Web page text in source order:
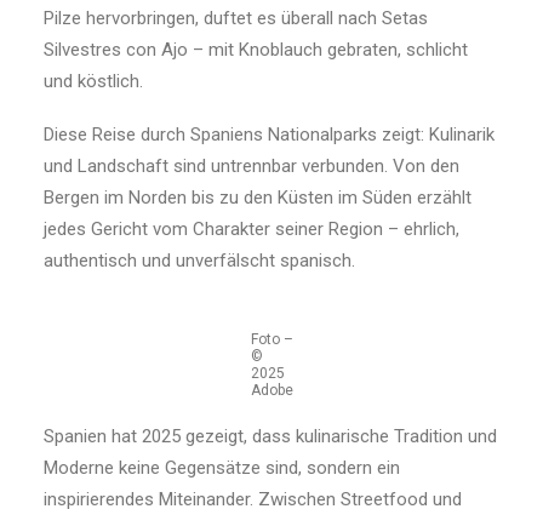
Pilze hervorbringen, duftet es überall nach Setas
Silvestres con Ajo – mit Knoblauch gebraten, schlicht
und köstlich.
Diese Reise durch Spaniens Nationalparks zeigt: Kulinarik
und Landschaft sind untrennbar verbunden. Von den
Bergen im Norden bis zu den Küsten im Süden erzählt
jedes Gericht vom Charakter seiner Region – ehrlich,
authentisch und unverfälscht spanisch.
Foto –
©
2025
Adobe
Spanien hat 2025 gezeigt, dass kulinarische Tradition und
Moderne keine Gegensätze sind, sondern ein
inspirierendes Miteinander. Zwischen Streetfood und